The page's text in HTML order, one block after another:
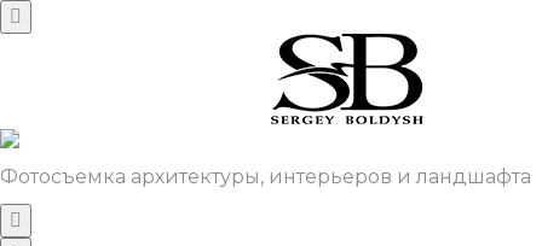
Фотосъемка архитектуры, интерьеров и ландшафта